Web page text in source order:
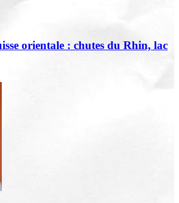
orientale : chutes du Rhin, lac